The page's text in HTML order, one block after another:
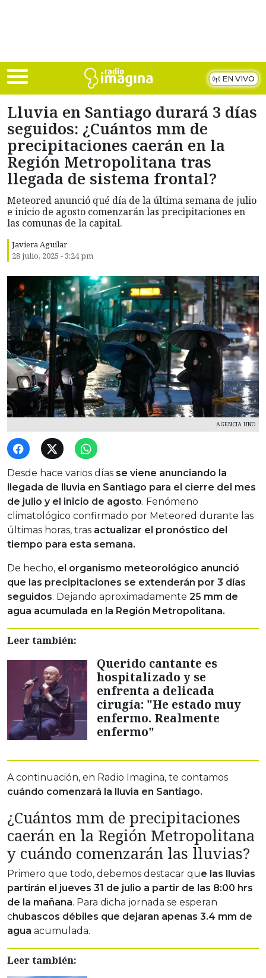
EN VIVO
Lluvia en Santiago durará 3 días
seguidos: ¿Cuántos mm de
precipitaciones caerán en la
Región Metropolitana tras
llegada de sistema frontal?
Meteored anunció qué día de la última semana de julio
e inicio de agosto comenzarán las precipitaciones en
las comunas de la capital.
Javiera Aguilar
28 julio, 2025 - 3:24 pm
AGENCIA UNO
Desde hace varios días se viene anunciando la
llegada de lluvia en Santiago para el cierre del mes
de julio y el inicio de agosto. Fenómeno
climatológico confirmado por Meteored durante las
últimas horas, tras actualizar el pronóstico del
tiempo para esta semana.
De hecho, el organismo meteorológico anunció
que las precipitaciones se extenderán por 3 días
seguidos. Dejando aproximadamente 25 mm de
agua acumulada en la Región Metropolitana.
Leer también:
Querido cantante es
hospitalizado y se
enfrenta a delicada
cirugía: "He estado muy
enfermo. Realmente
enfermo"
A continuación, en Radio Imagina, te contamos
cuándo comenzará la lluvia en Santiago.
¿Cuántos mm de precipitaciones
caerán en la Región Metropolitana
y cuándo comenzarán las lluvias?
Primero que todo, debemos destacar que las lluvias
partirán el jueves 31 de julio a partir de las 8:00 hrs
de la mañana. Para dicha jornada se esperan
chubascos débiles que dejaran apenas 3.4 mm de
agua acumulada.
Leer también: